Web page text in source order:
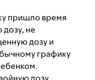
пришло время
не
дозу и
графику
дозу